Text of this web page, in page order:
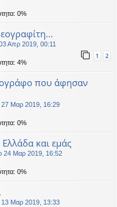
0%
Απρ 2019, 00:11
1 2
4%
που άφησαν
27 Μαρ 2019, 16:29
0%
και εμάς
24 Μαρ 2019, 16:52
0%
13 Μαρ 2019, 13:33